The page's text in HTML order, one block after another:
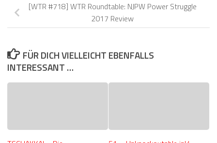
[WTR #718] WTR Roundtable: NJPW Power Struggle
2017 Review
FÜR DICH VIELLEICHT EBENFALLS
INTERESSANT …